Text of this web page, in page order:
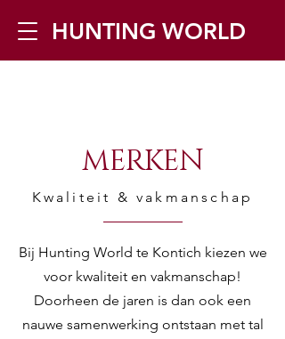
HUNTING WORLD
info@huntingworld.be
MERKEN
Kwaliteit & vakmanschap
Bij Hunting World te Kontich kiezen we
voor kwaliteit en vakmanschap!
Doorheen de jaren is dan ook een
nauwe samenwerking ontstaan met tal